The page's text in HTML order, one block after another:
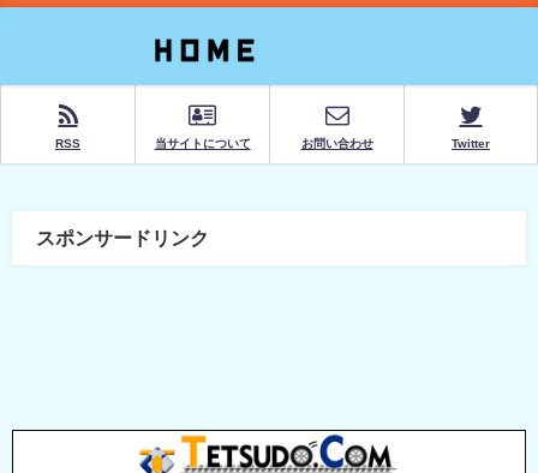
RSS 当サイトについて お問い合わせ Twitter
スポンサードリンク